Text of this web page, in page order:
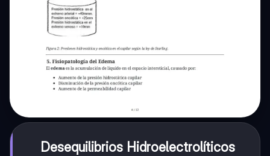
Desequilibrios Hidroelectrolíticos